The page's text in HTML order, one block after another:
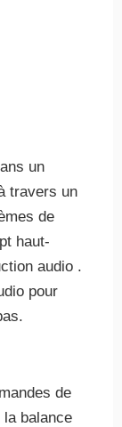
un
travers un
de
haut-
audio .
pour
de
balance